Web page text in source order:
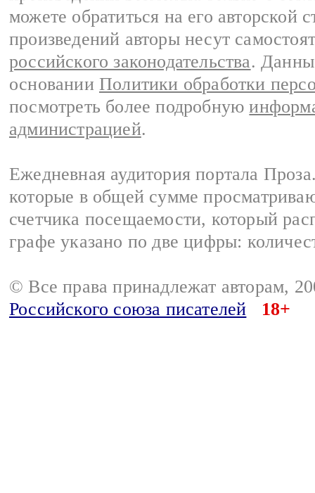
можете обратиться на его авторской
произведений авторы несут
российского законодательства.
основании Политики обработки
посмотреть более подробную
администрацией.
Ежедневная аудитория портала
которые в общей сумме
счетчика посещаемости, который
графе указано по две цифры:
© Все права принадлежат авторам,
Российского союза писателей
18+